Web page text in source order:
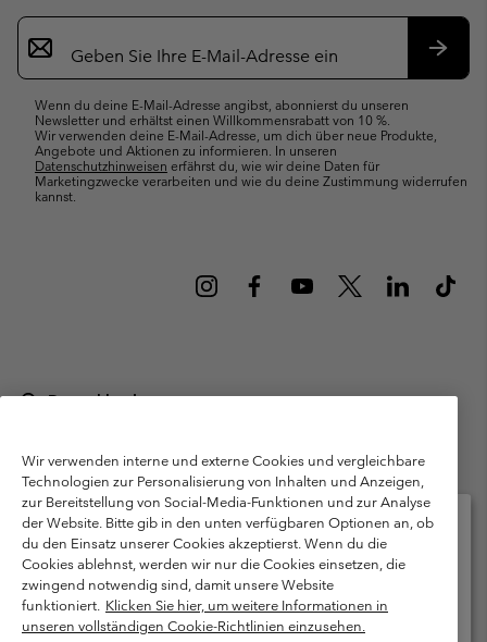
Newsletter-
Anmeldung
Wenn du deine E-Mail-Adresse angibst, abonnierst du unseren
Newsletter und erhältst einen Willkommensrabatt von 10 %.
Wir verwenden deine E-Mail-Adresse, um dich über neue Produkte,
Angebote und Aktionen zu informieren. In unseren
Datenschutzhinweisen erfährst du, wie wir deine Daten für
Marketingzwecke verarbeiten und wie du deine Zustimmung widerrufen
kannst.
Deutschland
München Deutschland. Alle Rechte vorbehalten.
Nutzungsbedingungen
Allgemeine Verkaufsbedingungen
Garantie
Datenschutzerklärung
Bestimmungen und Bedingungen des Mitglieder Programms
Nutzungsbedingungen Für Nutzergenerierte Inhalte
Cookies
Public CBCR
Wir verwenden interne und externe Cookies und vergleichbare
Technologien zur Personalisierung von Inhalten und Anzeigen,
zur Bereitstellung von Social-Media-Funktionen und zur Analyse
der Website. Bitte gib in den unten verfügbaren Optionen an, ob
du den Einsatz unserer Cookies akzeptierst. Wenn du die
Cookies ablehnst, werden wir nur die Cookies einsetzen, die
zwingend notwendig sind, damit unsere Website
funktioniert. Klicken Sie hier, um weitere Informationen in
unseren vollständigen Cookie-Richtlinien einzusehen.
Bitte wählen Sie Ihr Lieferland und Ihre Sprache
Online-Einkauf verfügbar